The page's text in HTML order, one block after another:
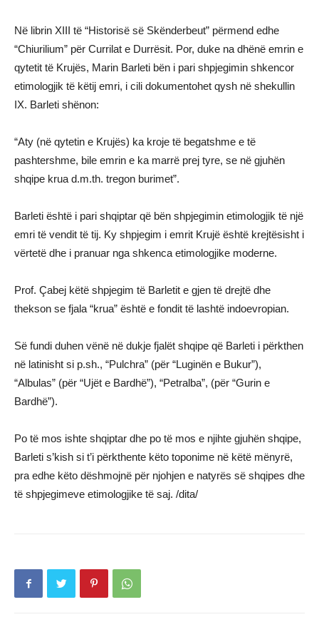
Në librin XIII të “Historisë së Skënderbeut” përmend edhe
“Chiurilium” për Currilat e Durrësit. Por, duke na dhënë emrin e
qytetit të Krujës, Marin Barleti bën i pari shpjegimin shkencor
etimologjik të këtij emri, i cili dokumentohet qysh në shekullin
IX. Barleti shënon:
“Aty (në qytetin e Krujës) ka kroje të begatshme e të
pashtershme, bile emrin e ka marrë prej tyre, se në gjuhën
shqipe krua d.m.th. tregon burimet”.
Barleti është i pari shqiptar që bën shpjegimin etimologjik të një
emri të vendit të tij. Ky shpjegim i emrit Krujë është krejtësisht i
vërtetë dhe i pranuar nga shkenca etimologjike moderne.
Prof. Çabej këtë shpjegim të Barletit e gjen të drejtë dhe
thekson se fjala “krua” është e fondit të lashtë indoevropian.
Së fundi duhen vënë në dukje fjalët shqipe që Barleti i përkthen
në latinisht si p.sh., “Pulchra” (për “Luginën e Bukur”),
“Albulas” (për “Ujët e Bardhë”), “Petralba”, (për “Gurin e
Bardhë”).
Po të mos ishte shqiptar dhe po të mos e njihte gjuhën shqipe,
Barleti s’kish si t’i përkthente këto toponime në këtë mënyrë,
pra edhe këto dëshmojnë për njohjen e natyrës së shqipes dhe
të shpjegimeve etimologjike të saj. /dita/